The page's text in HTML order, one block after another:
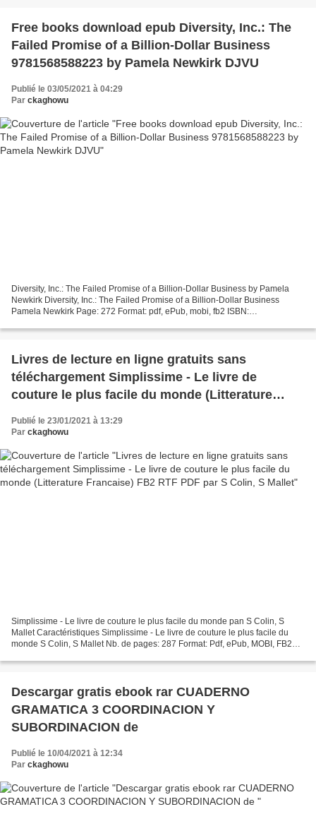
Free books download epub Diversity, Inc.: The
Failed Promise of a Billion-Dollar Business
9781568588223 by Pamela Newkirk DJVU
Publié le 03/05/2021 à 04:29
Par ckaghowu
Diversity, Inc.: The Failed Promise of a Billion-Dollar Business by Pamela
Newkirk Diversity, Inc.: The Failed Promise of a Billion-Dollar Business
Pamela Newkirk Page: 272 Format: pdf, ePub, mobi, fb2 ISBN:
Livres de lecture en ligne gratuits sans
téléchargement Simplissime - Le livre de
couture le plus facile du monde (Litterature
Francaise) FB2 RTF PDF par S Colin, S Mallet
Publié le 23/01/2021 à 13:29
Par ckaghowu
Simplissime - Le livre de couture le plus facile du monde pan S Colin, S
Mallet Caractéristiques Simplissime - Le livre de couture le plus facile du
monde S Colin, S Mallet Nb. de pages: 287 Format: Pdf, ePub, MOBI, FB2
Descargar gratis ebook rar CUADERNO
GRAMATICA 3 COORDINACION Y
SUBORDINACION de
Publié le 10/04/2021 à 12:34
Par ckaghowu